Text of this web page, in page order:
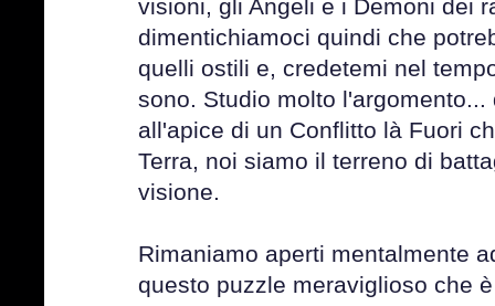
visioni, gli Angeli e i Demoni dei
dimentichiamoci quindi che
quelli ostili e, credetemi nel
sono. Studio molto
all'apice di un Conflitto là Fuori
Terra, noi siamo il terreno di
visione.
Rimaniamo aperti mentalmente
questo puzzle meraviglioso che